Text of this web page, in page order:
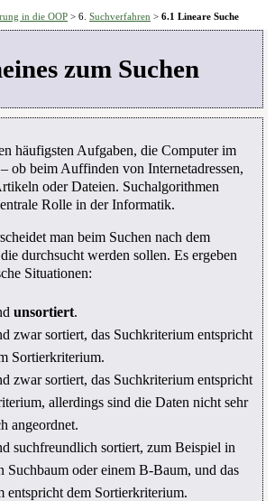
in die OOP > 6. Suchverfahren > 6.1 Lineare Suche
zum Suchen
häufigsten Aufgaben, die Computer im
ob beim Auffinden von Internetadressen,
oder Dateien. Suchalgorithmen
Rolle in der Informatik.
man beim Suchen nach dem
durchsucht werden sollen. Es ergeben
Situationen:
unsortiert.
zwar sortiert, das Suchkriterium entspricht
Sortierkriterium.
zwar sortiert, das Suchkriterium entspricht
allerdings sind die Daten nicht sehr
angeordnet.
suchfreundlich sortiert, zum Beispiel in
Suchbaum oder einem B-Baum, und das
entspricht dem Sortierkriterium.